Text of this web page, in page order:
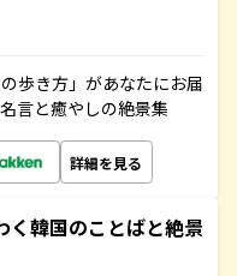
歩き方」があなたにお届
言と癒やしの絶景集
詳細を見る
く韓国のことばと絶景